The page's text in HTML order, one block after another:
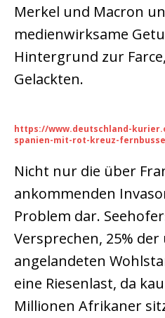
Merkel und Macron
medienwirksame
Hintergrund zur
Gelackten.
https://www.deutschland-
spanien-mit-rot-kreuz-
Nicht nur die über
ankommenden
Problem dar.
Versprechen, 25%
angelandeten
eine Riesenlast, da
Millionen Afrikaner